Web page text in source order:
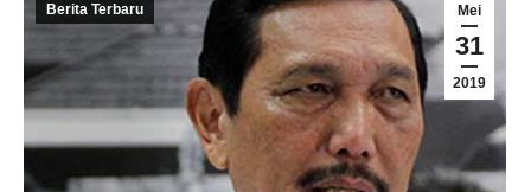
Mei
31
2019
Berita Terbaru